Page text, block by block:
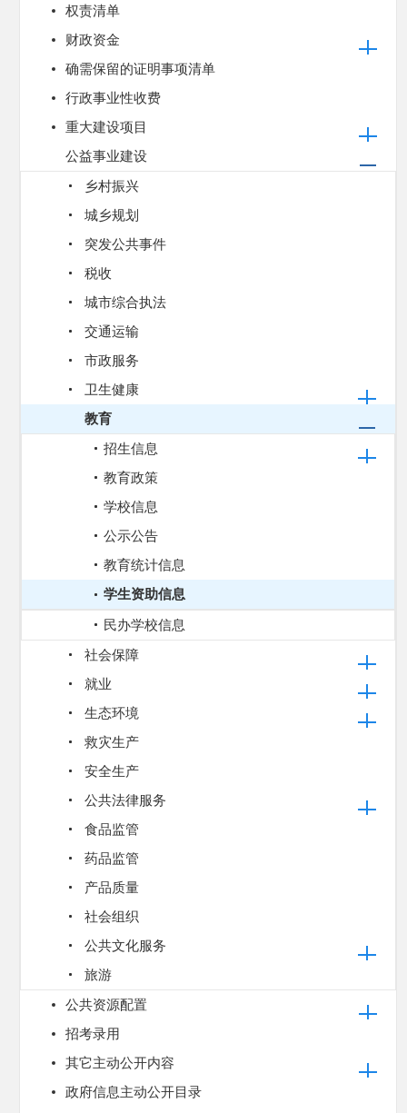
权责清单
财政资金
确需保留的证明事项清单
行政事业性收费
重大建设项目
公益事业建设
乡村振兴
城乡规划
突发公共事件
税收
城市综合执法
交通运输
市政服务
卫生健康
教育
招生信息
教育政策
学校信息
公示公告
教育统计信息
学生资助信息
民办学校信息
社会保障
就业
生态环境
救灾生产
安全生产
公共法律服务
食品监管
药品监管
产品质量
社会组织
公共文化服务
旅游
公共资源配置
招考录用
其它主动公开内容
政府信息主动公开目录